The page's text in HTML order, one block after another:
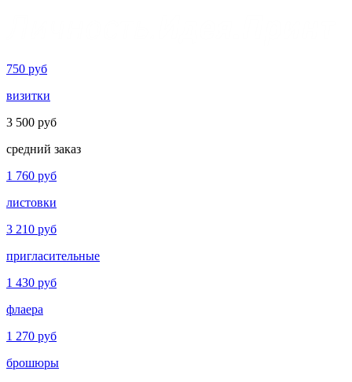
750 руб
визитки
3 500 руб
средний заказ
1 760 руб
листовки
3 210 руб
пригласительные
1 430 руб
флаера
1 270 руб
брошюры